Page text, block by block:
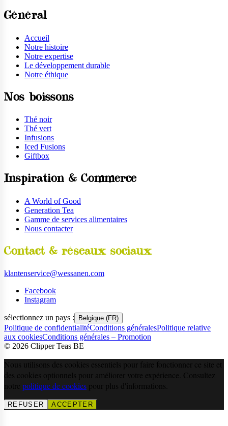
Général
Accueil
Notre histoire
Notre expertise
Le développement durable
Notre éthique
Nos boissons
Thé noir
Thé vert
Infusions
Iced Fusions
Giftbox
Inspiration & Commerce
A World of Good
Generation Tea
Gamme de services alimentaires
Nous contacter
Contact & réseaux sociaux
klantenservice@wessanen.com
Facebook
Instagram
sélectionnez un pays : Belgique (FR)
Politique de confidentialitéConditions généralesPolitique relative
aux cookiesConditions générales – Promotion
© 2026 Clipper Teas BE
Nous utilisons des cookies essentiels pour faire fonctionner ce site et
des cookies optionnels pour améliorer votre expérience. Consultez
notre politique de cookies pour plus d'informations.
REFUSER ACCEPTER